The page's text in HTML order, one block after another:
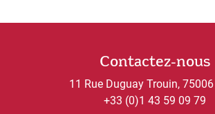
Contactez-nous
11 Rue Duguay Trouin,
+33 (0)1 43 59 09 79